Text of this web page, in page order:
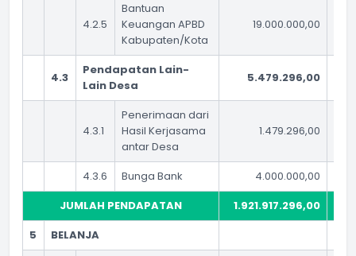
4.2.5
Bantuan
Keuangan APBD
Kabupaten/Kota
19.000.000,00
4.3
Pendapatan Lain-
Lain Desa
5.479.296,00
4.3.1
Penerimaan dari
Hasil Kerjasama
antar Desa
1.479.296,00
4.3.6 Bunga Bank
4.000.000,00
JUMLAH PENDAPATAN
1.921.917.296,00
5
BELANJA